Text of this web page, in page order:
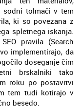
sodni tolmači v tem
ki so povezana z
spletnega iskanja.
pravila (Search
implementirajo, da
doseganje čim
brskalniki tako
roku po postavitvi
tem tudi kotirajo v
besedo.